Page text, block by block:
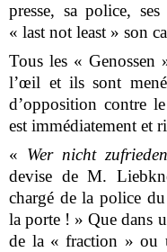
presse, sa police,
« last not least » son
Tous les « Genossen
l’œil et ils sont
d’opposition contre
est immédiatement et
« Wer nicht
devise de M.
chargé de la police
la porte ! » Que dans
de la « fraction » ou